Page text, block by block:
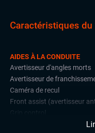
Caractéristiques
AIDES À LA CONDUITE
Avertisseur d'angles morts
Avertisseur de
Caméra de recul
Front assist (avertisseur
Radars de stationnement